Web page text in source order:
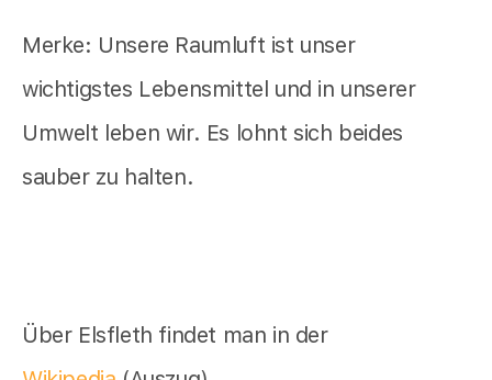
Merke: Unsere Raumluft ist unser
wichtigstes Lebensmittel und in unserer
Umwelt leben wir. Es lohnt sich beides
sauber zu halten.
Über Elsfleth findet man in der